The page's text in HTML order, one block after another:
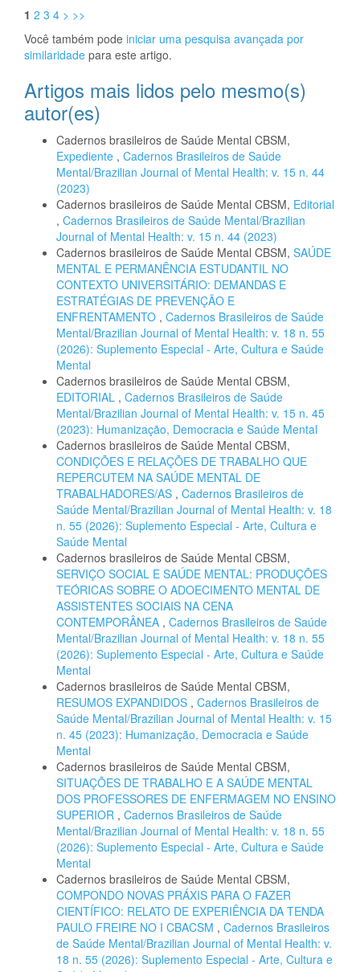
1 2 3 4 > >>
Você também pode iniciar uma pesquisa avançada por
similaridade para este artigo.
Artigos mais lidos pelo mesmo(s)
autor(es)
Cadernos brasileiros de Saúde Mental CBSM,
Expediente , Cadernos Brasileiros de Saúde
Mental/Brazilian Journal of Mental Health: v. 15 n. 44
(2023)
Cadernos brasileiros de Saúde Mental CBSM, Editorial
, Cadernos Brasileiros de Saúde Mental/Brazilian
Journal of Mental Health: v. 15 n. 44 (2023)
Cadernos brasileiros de Saúde Mental CBSM, SAÚDE
MENTAL E PERMANÊNCIA ESTUDANTIL NO
CONTEXTO UNIVERSITÁRIO: DEMANDAS E
ESTRATÉGIAS DE PREVENÇÃO E
ENFRENTAMENTO , Cadernos Brasileiros de Saúde
Mental/Brazilian Journal of Mental Health: v. 18 n. 55
(2026): Suplemento Especial - Arte, Cultura e Saúde
Mental
Cadernos brasileiros de Saúde Mental CBSM,
EDITORIAL , Cadernos Brasileiros de Saúde
Mental/Brazilian Journal of Mental Health: v. 15 n. 45
(2023): Humanização, Democracia e Saúde Mental
Cadernos brasileiros de Saúde Mental CBSM,
CONDIÇÕES E RELAÇÕES DE TRABALHO QUE
REPERCUTEM NA SAÚDE MENTAL DE
TRABALHADORES/AS , Cadernos Brasileiros de
Saúde Mental/Brazilian Journal of Mental Health: v. 18
n. 55 (2026): Suplemento Especial - Arte, Cultura e
Saúde Mental
Cadernos brasileiros de Saúde Mental CBSM,
SERVIÇO SOCIAL E SAÚDE MENTAL: PRODUÇÕES
TEÓRICAS SOBRE O ADOECIMENTO MENTAL DE
ASSISTENTES SOCIAIS NA CENA
CONTEMPORÂNEA , Cadernos Brasileiros de Saúde
Mental/Brazilian Journal of Mental Health: v. 18 n. 55
(2026): Suplemento Especial - Arte, Cultura e Saúde
Mental
Cadernos brasileiros de Saúde Mental CBSM,
RESUMOS EXPANDIDOS , Cadernos Brasileiros de
Saúde Mental/Brazilian Journal of Mental Health: v. 15
n. 45 (2023): Humanização, Democracia e Saúde
Mental
Cadernos brasileiros de Saúde Mental CBSM,
SITUAÇÕES DE TRABALHO E A SAÚDE MENTAL
DOS PROFESSORES DE ENFERMAGEM NO ENSINO
SUPERIOR , Cadernos Brasileiros de Saúde
Mental/Brazilian Journal of Mental Health: v. 18 n. 55
(2026): Suplemento Especial - Arte, Cultura e Saúde
Mental
Cadernos brasileiros de Saúde Mental CBSM,
COMPONDO NOVAS PRÁXIS PARA O FAZER
CIENTÍFICO: RELATO DE EXPERIÊNCIA DA TENDA
PAULO FREIRE NO I CBACSM , Cadernos Brasileiros
de Saúde Mental/Brazilian Journal of Mental Health: v.
18 n. 55 (2026): Suplemento Especial - Arte, Cultura e